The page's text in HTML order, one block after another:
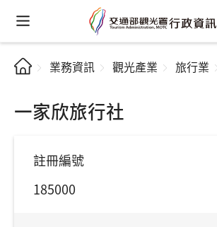
業務資訊 觀光產業 旅行業
一家欣旅行社
註冊編號
185000